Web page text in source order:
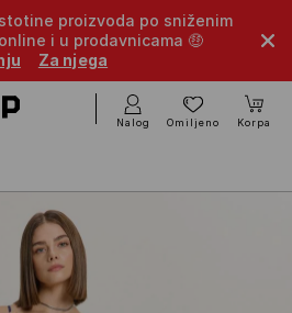
proizvoda po sniženim
i u prodavnicama 🤑
Za njega
Nalog Omiljeno Korpa